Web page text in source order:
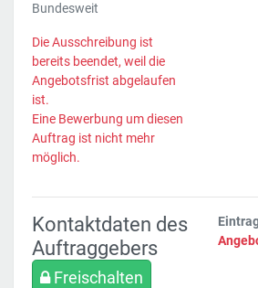
Bundesweit
Die Ausschreibung ist
bereits beendet, weil die
Angebotsfrist abgelaufen
ist.
Eine Bewerbung um diesen
Auftrag ist nicht mehr
möglich.
Kontaktdaten des
Auftraggebers
Freischalten